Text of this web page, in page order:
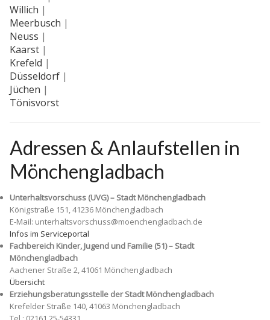
Willich |
Meerbusch |
Neuss |
Kaarst |
Krefeld |
Düsseldorf |
Jüchen |
Tönisvorst
Adressen & Anlaufstellen in
Mönchengladbach
Unterhaltsvorschuss (UVG) – Stadt Mönchengladbach
Königstraße 151, 41236 Mönchengladbach
E-Mail: unterhaltsvorschuss@moenchengladbach.de
Infos im Serviceportal
Fachbereich Kinder, Jugend und Familie (51) – Stadt
Mönchengladbach
Aachener Straße 2, 41061 Mönchengladbach
Übersicht
Erziehungsberatungsstelle der Stadt Mönchengladbach
Krefelder Straße 140, 41063 Mönchengladbach